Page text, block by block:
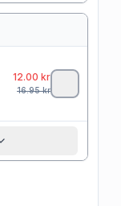
12.00 kr
16.95kr